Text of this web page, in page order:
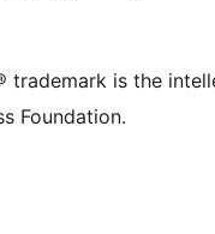
trademark is the
Foundation.